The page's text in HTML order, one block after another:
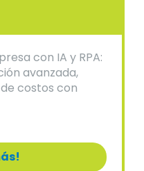
con IA y RPA:
avanzada,
costos con